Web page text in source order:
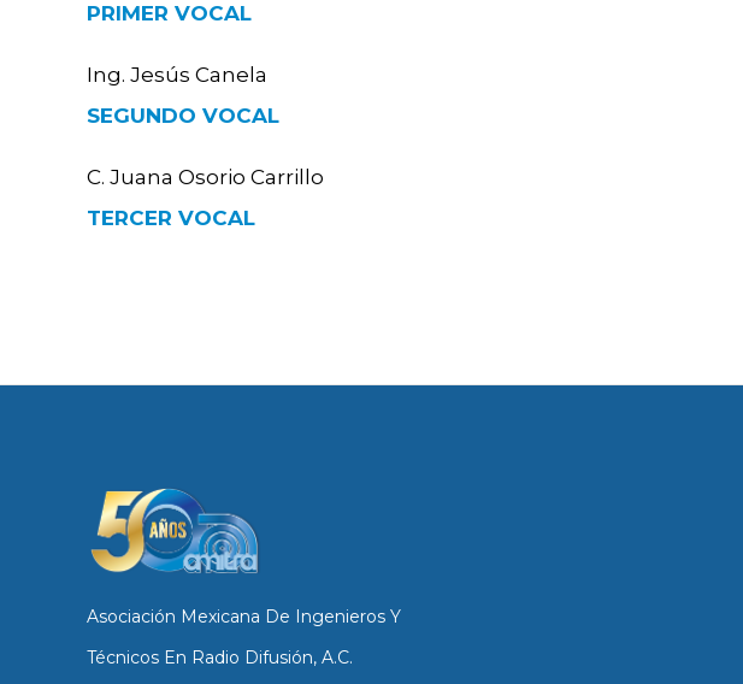
PRIMER VOCAL
Ing. Jesús Canela
SEGUNDO VOCAL
C. Juana Osorio Carrillo
TERCER VOCAL
Asociación Mexicana De Ingenieros Y
Técnicos En Radio Difusión, A.C.